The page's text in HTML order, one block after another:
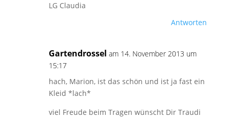
LG Claudia
Antworten
Gartendrossel am 14. November 2013 um
15:17
hach, Marion, ist das schön und ist ja fast ein
Kleid *lach*
viel Freude beim Tragen wünscht Dir Traudi